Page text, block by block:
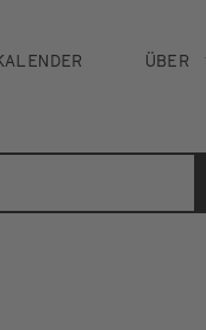
ÜBER